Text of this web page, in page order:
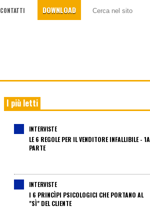
CONTATTI DOWNLOAD
I più letti
INTERVISTE
LE 6 REGOLE PER IL VENDITORE INFALLIBILE - 1A
PARTE
INTERVISTE
I 6 PRINCÌPI PSICOLOGICI CHE PORTANO AL
"SÌ" DEL CLIENTE